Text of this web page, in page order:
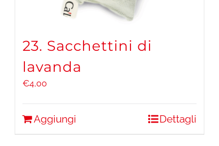
23. Sacchettini di
lavanda
€4,00
Aggiungi Dettagli